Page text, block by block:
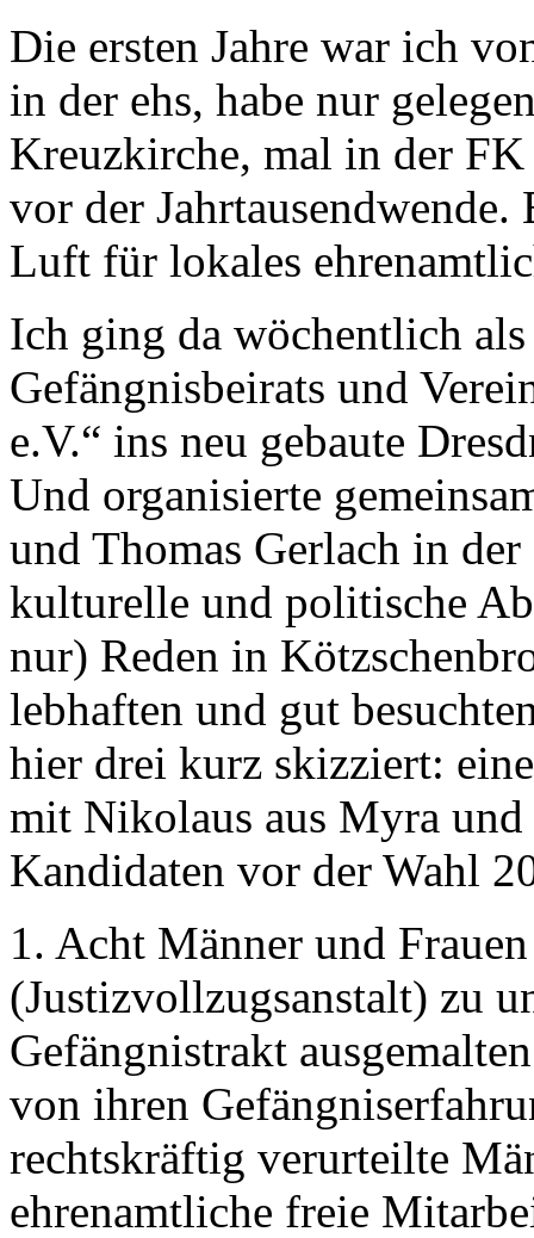
Die ersten Jahre war ich
in der ehs, habe nur
Kreuzkirche, mal in der
vor der
Luft für lokales
Ich ging da wöchentlich als
Gefängnisbeirats und
e.V.“ ins neu gebaute
Und organisierte
und Thomas Gerlach in
kulturelle und politische
nur) Reden in
lebhaften und gut
hier drei kurz skizziert:
mit Nikolaus aus Myra
Kandidaten vor der Wahl
1. Acht Männer und
(Justizvollzugsanstalt) zu
Gefängnistrakt
von ihren
rechtskräftig verurteilte
ehrenamtliche freie